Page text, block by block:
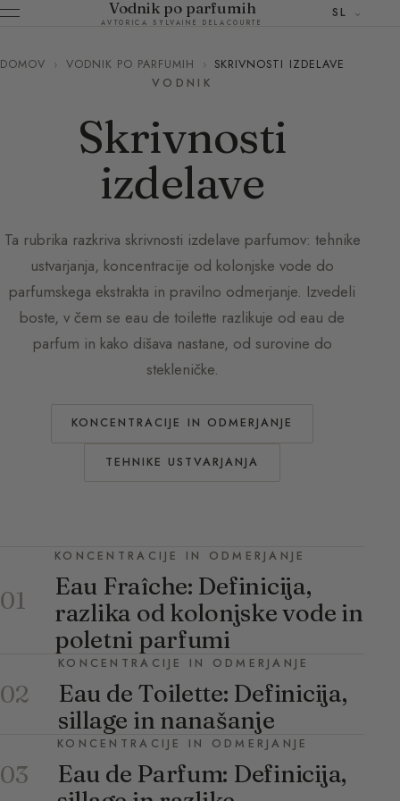
Vodnik po parfumih
AVTORICA SYLVAINE DELACOURTE
SL
DOMOV › VODNIK PO PARFUMIH › SKRIVNOSTI IZDELAVE
VODNIK
Skrivnosti
izdelave
Ta rubrika razkriva skrivnosti izdelave parfumov: tehnike
ustvarjanja, koncentracije od kolonjske vode do
parfumskega ekstrakta in pravilno odmerjanje. Izvedeli
boste, v čem se eau de toilette razlikuje od eau de
parfum in kako dišava nastane, od surovine do
stekleničke.
KONCENTRACIJE IN ODMERJANJE
TEHNIKE USTVARJANJA
01
KONCENTRACIJE IN ODMERJANJE
Eau Fraîche: Definicija,
razlika od kolonjske vode in
poletni parfumi
02
KONCENTRACIJE IN ODMERJANJE
Eau de Toilette: Definicija,
sillage in nanašanje
03
KONCENTRACIJE IN ODMERJANJE
Eau de Parfum: Definicija,